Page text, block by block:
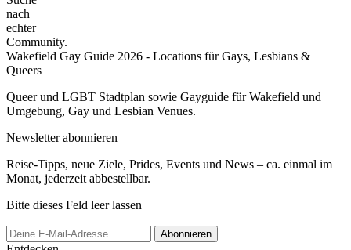
nach
echter
Community.
Wakefield Gay Guide 2026 - Locations für Gays, Lesbians &
Queers
Queer und LGBT Stadtplan sowie Gayguide für Wakefield und
Umgebung, Gay und Lesbian Venues.
Newsletter abonnieren
Reise-Tipps, neue Ziele, Prides, Events und News – ca. einmal im
Monat, jederzeit abbestellbar.
Bitte dieses Feld leer lassen
Abonnieren